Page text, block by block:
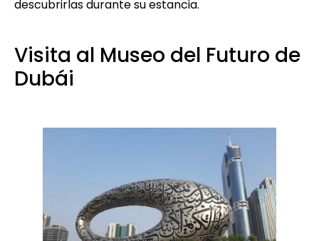
descubrirlas durante su estancia.
Visita al Museo del Futuro de
Dubái